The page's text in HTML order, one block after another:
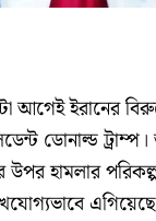
আগেই ইরানের
ডোনাল্ড
হামলার